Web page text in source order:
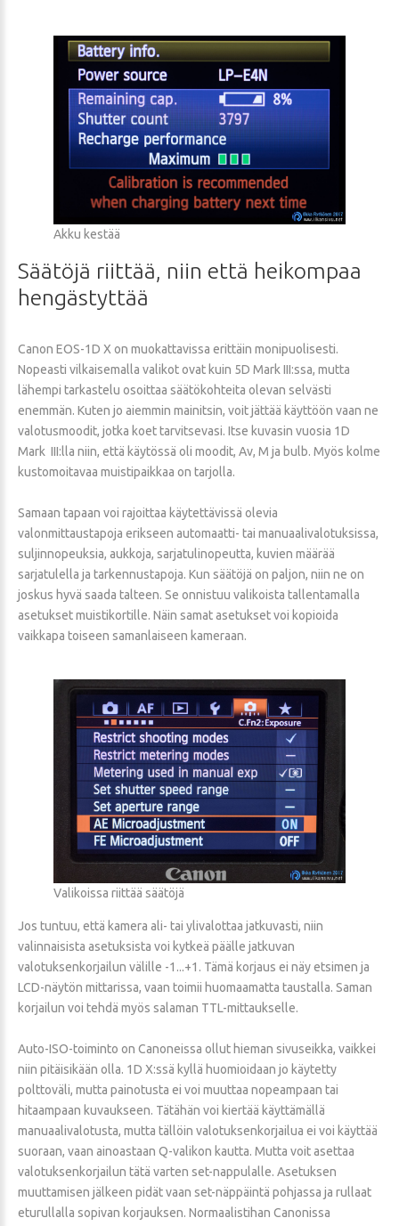
Akku kestää
Säätöjä riittää, niin että heikompaa
hengästyttää
Canon EOS-1D X on muokattavissa erittäin monipuolisesti.
Nopeasti vilkaisemalla valikot ovat kuin 5D Mark III:ssa, mutta
lähempi tarkastelu osoittaa säätökohteita olevan selvästi
enemmän. Kuten jo aiemmin mainitsin, voit jättää käyttöön vaan ne
valotusmoodit, jotka koet tarvitsevasi. Itse kuvasin vuosia 1D
Mark III:lla niin, että käytössä oli moodit, Av, M ja bulb. Myös kolme
kustomoitavaa muistipaikkaa on tarjolla.
Samaan tapaan voi rajoittaa käytettävissä olevia
valonmittaustapoja erikseen automaatti- tai manuaalivalotuksissa,
suljinnopeuksia, aukkoja, sarjatulinopeutta, kuvien määrää
sarjatulella ja tarkennustapoja. Kun säätöjä on paljon, niin ne on
joskus hyvä saada talteen. Se onnistuu valikoista tallentamalla
asetukset muistikortille. Näin samat asetukset voi kopioida
vaikkapa toiseen samanlaiseen kameraan.
Valikoissa riittää säätöjä
Jos tuntuu, että kamera ali- tai ylivalottaa jatkuvasti, niin
valinnaisista asetuksista voi kytkeä päälle jatkuvan
valotuksenkorjailun välille -1...+1. Tämä korjaus ei näy etsimen ja
LCD-näytön mittarissa, vaan toimii huomaamatta taustalla. Saman
korjailun voi tehdä myös salaman TTL-mittaukselle.
Auto-ISO-toiminto on Canoneissa ollut hieman sivuseikka, vaikkei
niin pitäisikään olla. 1D X:ssä kyllä huomioidaan jo käytetty
polttoväli, mutta painotusta ei voi muuttaa nopeampaan tai
hitaampaan kuvaukseen. Tätähän voi kiertää käyttämällä
manuaalivalotusta, mutta tällöin valotuksenkorjailua ei voi käyttää
suoraan, vaan ainoastaan Q-valikon kautta. Mutta voit asettaa
valotuksenkorjailun tätä varten set-nappulalle. Asetuksen
muuttamisen jälkeen pidät vaan set-näppäintä pohjassa ja rullaat
eturullalla sopivan korjauksen. Normaalistihan Canonissa